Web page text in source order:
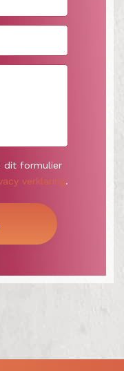
dit formulier
verklaring.